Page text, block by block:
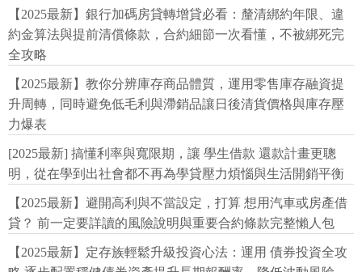
【2025最新】銀行加碼房貸轉增貸必看：釐清綁約年限、違
約金算法與提前清償條款，合約細節一次看懂，不被綁死完
全攻略
【2025最新】教你分辨庫存商品體質，運用零售庫存融資提
升周轉，同時避免低毛利與滯銷品讓日後清貨價格與庫存壓
力爆表
[2025最新] 搞懂利率與寬限期，讓 學生借款 還款計畫更聰
明，從在學到出社會都不再為學貸壓力煩惱與生活開銷平衡
【2025最新】避開高利與不當設定，打算 想用汽車或房產借
貸？ 前一定要詳讀的風險說明與重要合約條款完整懶人包
【2025最新】定存族輕鬆升級投資心法：運用 債券投資全攻